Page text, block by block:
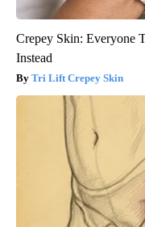
Crepey Skin: Everyone
Instead
Tri Lift Crepey Skin